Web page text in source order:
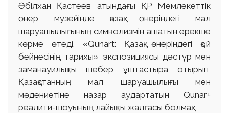
Әбілхан Қастеев атындағы ҚР Мемлекеттік
өнер музейінде қазақ өнеріндегі мал
шаруашылығының символизмін ашатын ерекше
көрме өтеді. «Qunart: Қазақ өнеріндегі қой
бейнесінің тарихы» экспозициясы дәстүр мен
заманауилықты шебер ұштастыра отырып,
Қазақстанның мал шаруашылығы мен
мәдениетіне назар аудартатын Qunar+
реалити-шоуының лайықты жалғасы болмақ.